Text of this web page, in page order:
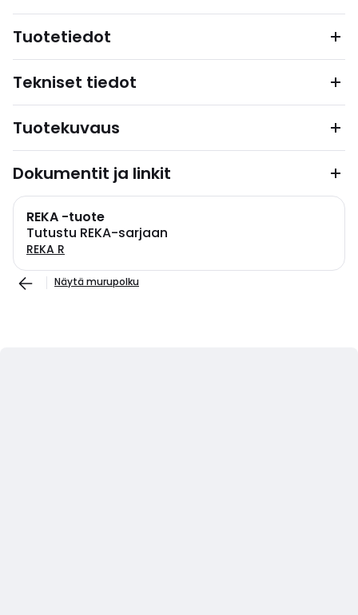
Tuotetiedot
Tekniset tiedot
Tuotekuvaus
Dokumentit ja linkit
REKA -tuote
Tutustu REKA-sarjaan
REKA R
Näytä murupolku